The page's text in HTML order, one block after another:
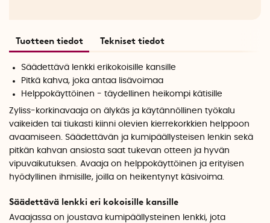
Tuotteen tiedot Tekniset tiedot
Säädettävä lenkki erikokoisille kansille
Pitkä kahva, joka antaa lisävoimaa
Helppokäyttöinen - täydellinen heikompi kätisille
Zyliss-korkinavaaja on älykäs ja käytännöllinen työkalu
vaikeiden tai tiukasti kiinni olevien kierrekorkkien helppoon
avaamiseen. Säädettävän ja kumipäällysteisen lenkin sekä
pitkän kahvan ansiosta saat tukevan otteen ja hyvän
vipuvaikutuksen. Avaaja on helppokäyttöinen ja erityisen
hyödyllinen ihmisille, joilla on heikentynyt käsivoima.
Säädettävä lenkki eri kokoisille kansille
Avaajassa on joustava kumipäällysteinen lenkki, jota